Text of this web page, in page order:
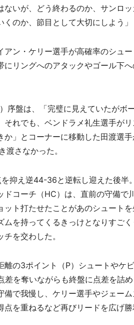
ないが、どう終わるのか、サンロ
くのか、節目として大切にしよう
ン・ケリー選手が高確率のシュ
にリングへのアタックやゴール下
序盤は、「完璧に見えていたがボ
それでも、ベンドラメ礼生選手が
か」とコーナーに移動した田渡選
渡さなかった。
抑え逆44-36と逆転し迎えた後半
ドコーチ（HC）は、直前の守備
ット打たせたことがあのシュート
ムを持ってくるきっけとなりすご
を交わした。
の3ポイント（P）シュートやケ
差を奪いながらも終盤に点差を詰
備で我慢し、ケリー選手やジェー
を重ねるなど再びリードを広げ勝